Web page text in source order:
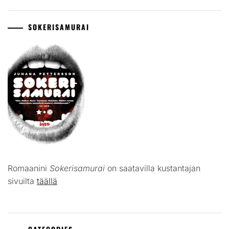
SOKERISAMURAI
Romaanini Sokerisamurai on saatavilla kustantajan
sivuilta täällä